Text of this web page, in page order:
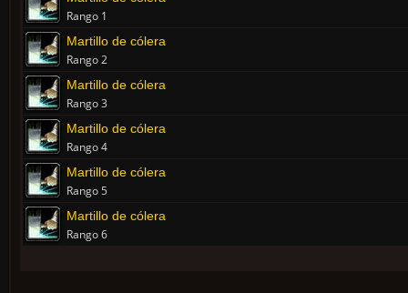
Rango 1
Martillo de cólera
Rango 2
Martillo de cólera
Rango 3
Martillo de cólera
Rango 4
Martillo de cólera
Rango 5
Martillo de cólera
Rango 6